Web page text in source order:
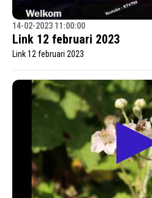
14-02-2023 11:00:00
Link 12 februari 2023
Link 12 februari 2023